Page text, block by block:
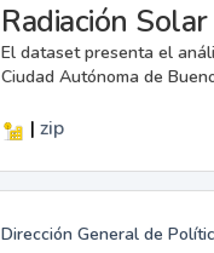
Radiación
El dataset presenta el
Ciudad Autónoma de
| zip
Dirección General de